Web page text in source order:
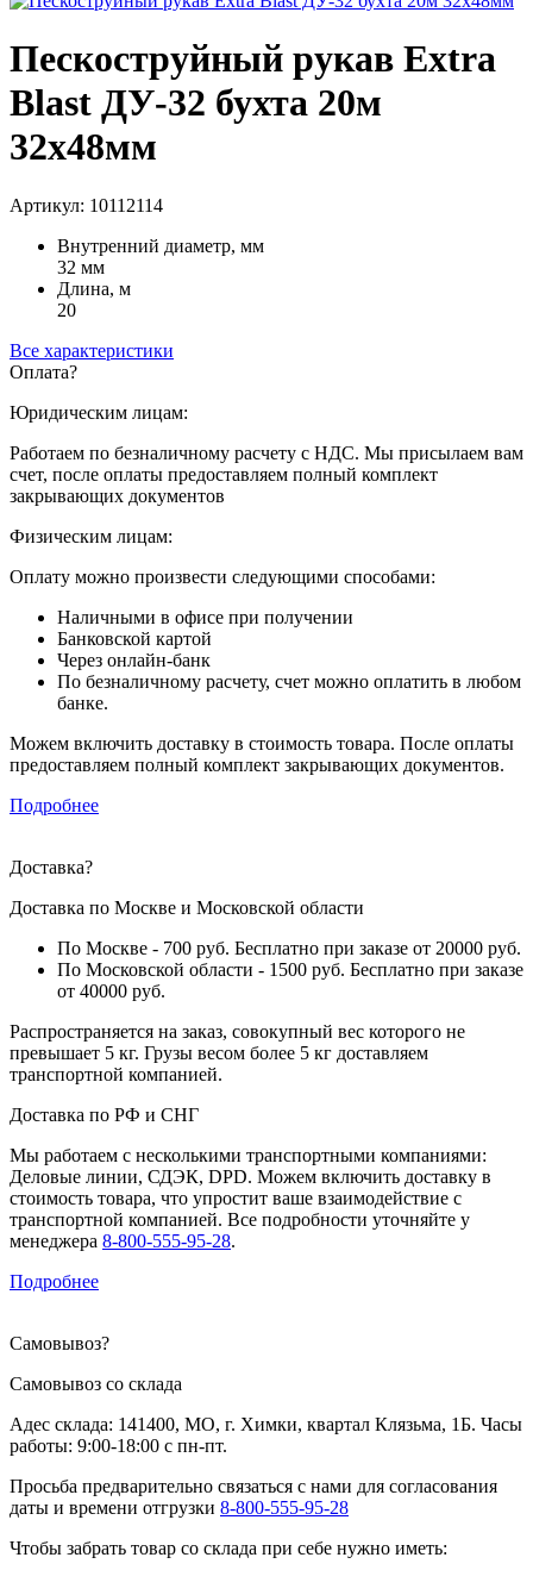
Пескоструйный рукав Extra
Blast ДУ-32 бухта 20м
32х48мм
Артикул: 10112114
Внутренний диаметр, мм
32 мм
Длина, м
20
Все характеристики
Оплата?
Юридическим лицам:
Работаем по безналичному расчету с НДС. Мы присылаем вам
счет, после оплаты предоставляем полный комплект
закрывающих документов
Физическим лицам:
Оплату можно произвести следующими способами:
Наличными в офисе при получении
Банковской картой
Через онлайн-банк
По безналичному расчету, счет можно оплатить в любом
банке.
Можем включить доставку в стоимость товара. После оплаты
предоставляем полный комплект закрывающих документов.
Подробнее
Доставка?
Доставка по Москве и Московской области
По Москве - 700 руб. Бесплатно при заказе от 20000 руб.
По Московской области - 1500 руб. Бесплатно при заказе
от 40000 руб.
Распространяется на заказ, совокупный вес которого не
превышает 5 кг. Грузы весом более 5 кг доставляем
транспортной компанией.
Доставка по РФ и СНГ
Мы работаем с несколькими транспортными компаниями:
Деловые линии, СДЭК, DPD. Можем включить доставку в
стоимость товара, что упростит ваше взаимодействие с
транспортной компанией. Все подробности уточняйте у
менеджера 8-800-555-95-28.
Подробнее
Самовывоз?
Самовывоз со склада
Адес склада: 141400, МО, г. Химки, квартал Клязьма, 1Б. Часы
работы: 9:00-18:00 с пн-пт.
Просьба предварительно связаться с нами для согласования
даты и времени отгрузки 8-800-555-95-28
Чтобы забрать товар со склада при себе нужно иметь: